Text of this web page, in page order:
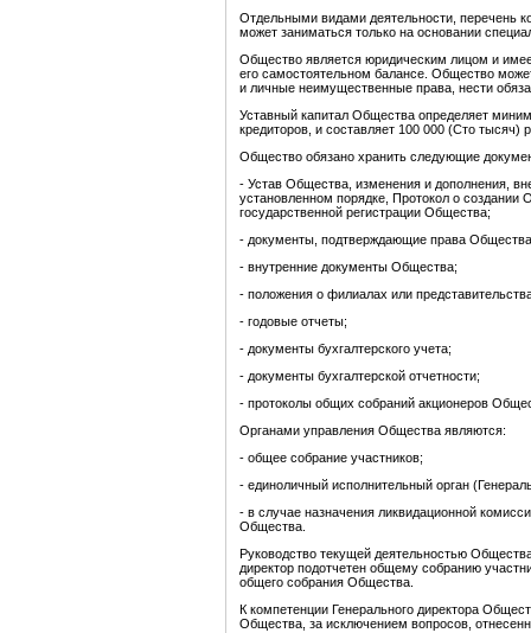
Отдельными видами деятельности, перечень
может заниматься только на основании
Общество является юридическим лицом и
его самостоятельном балансе. Общество
и личные неимущественные права, нести
Уставный капитал Общества определяет
кредиторов, и составляет 100 000 (Сто тысяч)
Общество обязано хранить следующие
- Устав Общества, изменения и дополнения,
установленном порядке, Протокол о
государственной регистрации Общества;
- документы, подтверждающие права
- внутренние документы Общества;
- положения о филиалах или
- годовые отчеты;
- документы бухгалтерского учета;
- документы бухгалтерской отчетности;
- протоколы общих собраний акционеров
Органами управления Общества являются:
- общее собрание участников;
- единоличный исполнительный орган
- в случае назначения ликвидационной
Общества.
Руководство текущей деятельностью
директор подотчетен общему собранию
общего собрания Общества.
К компетенции Генерального директора
Общества, за исключением вопросов,